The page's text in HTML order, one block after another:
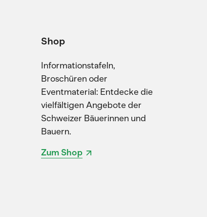
Shop
Informationstafeln,
Broschüren oder
Eventmaterial: Entdecke die
vielfältigen Angebote der
Schweizer Bäuerinnen und
Bauern.
Zum Shop